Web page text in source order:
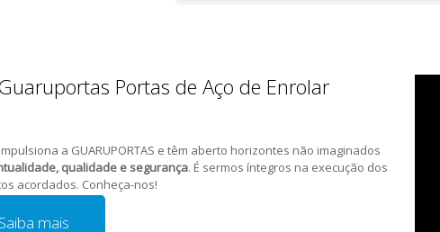
Portas de Aço de Enrolar
a GUARUPORTAS e têm aberto horizontes não imaginados
qualidade e segurança. É sermos íntegros na execução dos
acordados. Conheça-nos!
Saiba mais